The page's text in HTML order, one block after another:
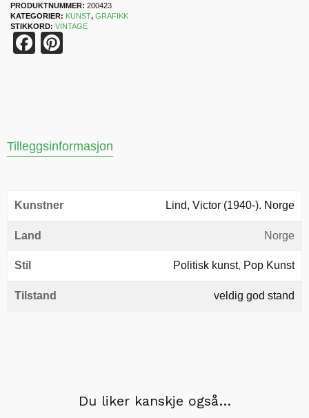
PRODUKTNUMMER: 200423
KATEGORIER: KUNST, GRAFIKK
STIKKORD: VINTAGE
Facebook
Tilleggsinformasjon
Kunstner Lind, Victor (1940-). Norge
Land Norge
Stil Politisk kunst, Pop Kunst
Tilstand veldig god stand
Du liker kanskje også…